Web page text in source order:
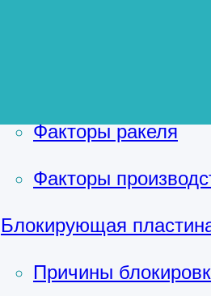
Факторы ракеля
Факторы
Блокирующая
Причины